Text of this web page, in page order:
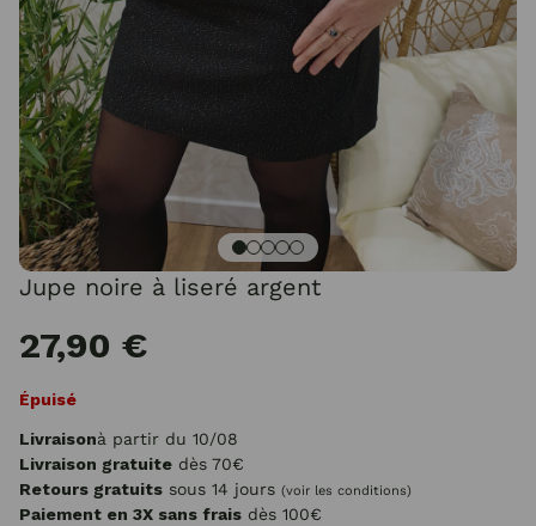
Jupe noire à liseré argent
27,90 €
Épuisé
Livraisonà partir du 10/08
Livraison gratuite dès 70€
Retours gratuits sous 14 jours (voir les conditions)
Paiement en 3X sans frais dès 100€